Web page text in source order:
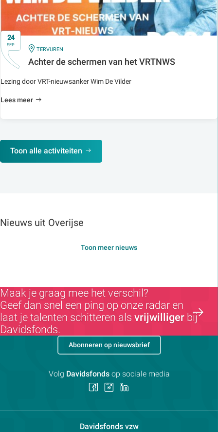
24
SEP
IN
TERVUREN
Achter de schermen van het VRTNWS
Lezing door VRT-nieuwsanker Wim De Vilder
Lees meer
Toon alle activiteiten
Nieuws uit Overijse
Toon meer nieuws
Maak je graag mee het verschil?
Geef dan snel een ping op onze radar en
laat je talenten schitteren als vrijwilliger bij
Davidsfonds.
Davidsfonds vzwContactpersoon:
Abonneren op nieuwsbrief
Volg Davidsfondsop sociale media
Volg Volg